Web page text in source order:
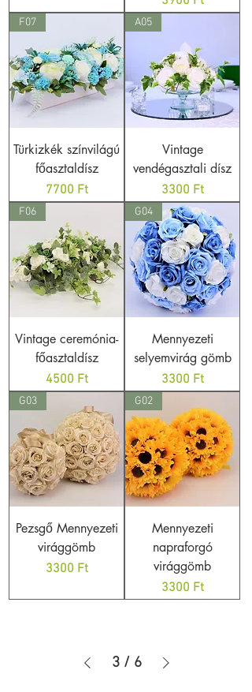
F07
Türkizkék színvilágú
főasztaldísz
Ár
7700 Ft
A05
Vintage
vendégasztali dísz
Ár
3300 Ft
F06
Vintage ceremónia-
főasztaldísz
Ár
4500 Ft
G04
Mennyezeti
selyemvirág gömb
Ár
3300 Ft
G03
Pezsgő Mennyezeti
virággömb
Ár
3300 Ft
G02
Mennyezeti
napraforgó
virággömb
Ár
3300 Ft
3 / 6